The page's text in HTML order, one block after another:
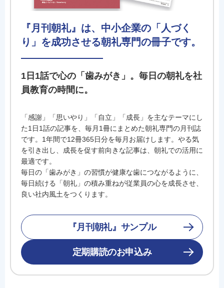
『月刊朝礼』は、中小企業の「人づく
り」を成功させる朝礼専門の冊子です。
1日1話で心の「歯みがき」。毎日の朝礼を社
員教育の時間に。
「感謝」「思いやり」「自立」「成長」を主なテーマにし
た1日1話の記事を、毎月1冊にまとめた朝礼専門の月刊誌
です。1年間で12冊365日分を毎月お届けします。やる気
を引き出し、成長を促す前向きな記事は、朝礼での活用に
最適です。
毎日の「歯みがき」の習慣が健康な歯につながるように、
毎日続ける「朝礼」の積み重ねが従業員の心を成長させ、
良い社内風土をつくります。
『月刊朝礼』サンプル
定期購読のお申込み